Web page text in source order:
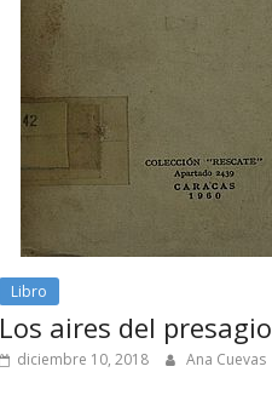
Libro
Los aires del presagio
diciembre 10, 2018 Ana Cuevas